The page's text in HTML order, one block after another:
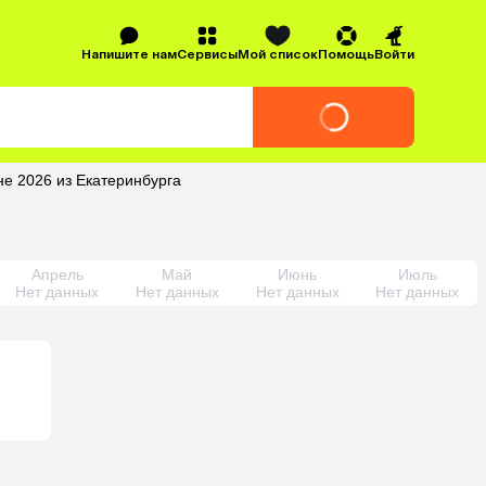
Напишите намСервисыМой списокПомощьВойти
2026 из Екатеринбурга
Апрель
Нет данных
Май
Нет данных
Июнь
Нет данных
Июль
Нет данных